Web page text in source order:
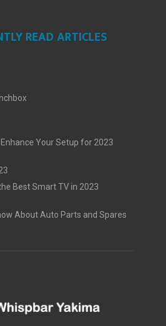
READ ARTICLES
Your Setup for 2023
Best Smart TV in 2023
About Auto Parts and Spares